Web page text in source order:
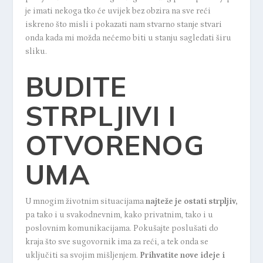
je imati nekoga tko će uvijek bez obzira na sve reći
iskreno što misli i pokazati nam stvarno stanje stvari
onda kada mi možda nećemo biti u stanju sagledati širu
sliku.
BUDITE
STRPLJIVI I
OTVORENOG
UMA
U mnogim životnim situacijamanajteže je ostati strpljiv,
pa tako i u svakodnevnim, kako privatnim, tako i u
poslovnim komunikacijama. Pokušajte poslušati do
kraja što sve sugovornik ima za reći, a tek onda se
uključiti sa svojim mišljenjem. Prihvatite nove ideje i